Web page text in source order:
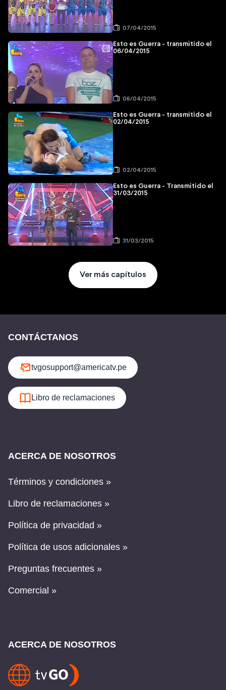
07/04/2015
Esto es Guerra - transmitido el
06/04/2015
06/04/2015
Esto es Guerra - transmitido el
02/04/2015
02/04/2015
Esto es Guerra - Transmitido el
31/03/2015
31/03/2015
Ver más capítulos
CONTÁCTANOS
tvgosupport@americatv.pe
Libro de reclamaciones
ACERCA DE NOSOTROS
Términos y condiciones »
Libro de reclamaciones »
Política de privacidad »
Política de usos adicionales »
Preguntas frecuentes »
Comercial »
ACERCA DE NOSOTROS